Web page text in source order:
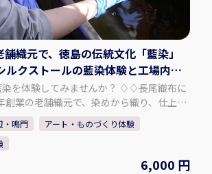
織元で、徳島の伝統文化「藍染」
ルクストールの藍染体験と工場内見
してみませんか？ ♢♢長尾織布に
業の老舗織元で、染めから織り、仕上げ
で手掛けております。 主力商品である
う生地の製造に加え、藍染商品も取り扱
も天然の阿波藍染め染料で染めたしじら織
織」と称され、伝統的工芸品に指定されて
・鳴門
アート・ものづくり体験
6,000 円